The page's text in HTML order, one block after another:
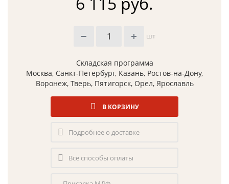
шт
Складская программа
Москва, Санкт-Петербург, Казань, Ростов-на-Дону,
Воронеж, Тверь, Пятигорск, Орел, Ярославль
В КОРЗИНУ
Подробнее о доставке
Все способы оплаты